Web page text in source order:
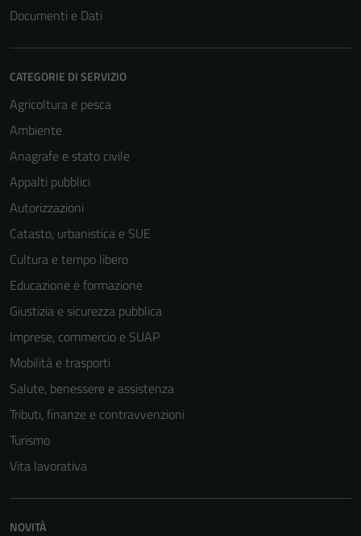
Documenti e Dati
CATEGORIE DI SERVIZIO
Agricoltura e pesca
Ambiente
Anagrafe e stato civile
Appalti pubblici
Autorizzazioni
Catasto, urbanistica e SUE
Cultura e tempo libero
Educazione e formazione
Giustizia e sicurezza pubblica
Imprese, commercio e SUAP
Mobilità e trasporti
Salute, benessere e assistenza
Tributi, finanze e contravvenzioni
Turismo
Vita lavorativa
NOVITÀ